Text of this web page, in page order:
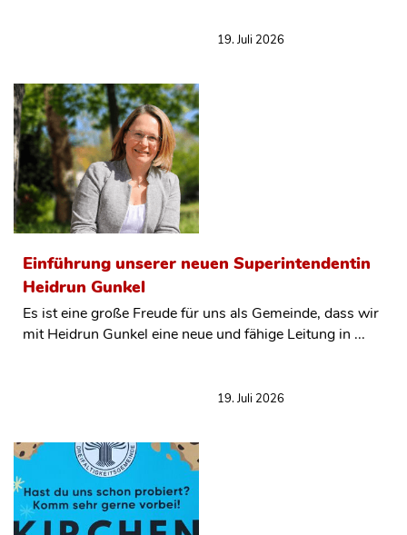
19. Juli 2026
Einführung unserer neuen Superintendentin
Heidrun Gunkel
Es ist eine große Freude für uns als Gemeinde, dass wir
mit Heidrun Gunkel eine neue und fähige Leitung in ...
19. Juli 2026